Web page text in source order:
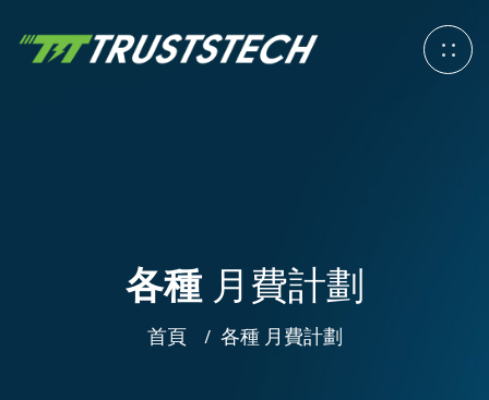
各種 月費計劃
首頁 各種 月費計劃